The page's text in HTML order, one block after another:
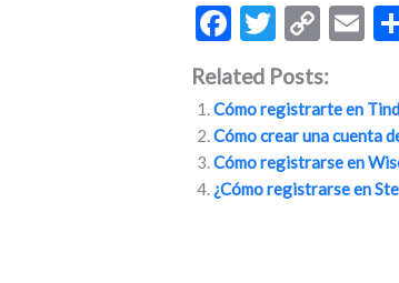
F
ac
e
b
o
o
T
w
itt
er
C
p
y
Li
n
E
ai
l
Related Posts:
Cómo registrarte en
Cómo crear una cuenta
Cómo registrarse en
¿Cómo registrarse en